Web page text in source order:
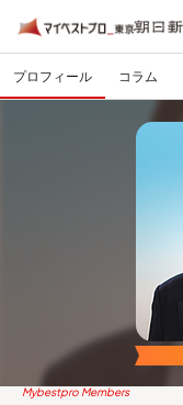
プロフィール コラム
Mybestpro Members